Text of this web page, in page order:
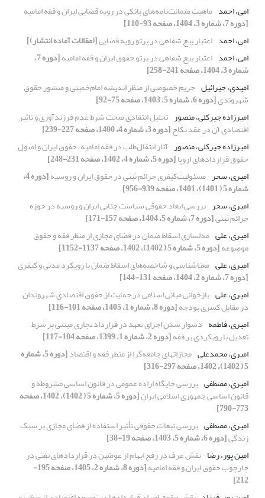
امی، احمد ماهیت ضمانت‌نامه‌های بانکی در رویه قضایی ایران و فقه امامیه
[دوره 7، شماره 3، 1404، صفحه 93-110]
امی، احمد اعتبار بیع شفاهی در پرتو رویه قضایی[(مقالات آماده انتشار)]
امی، احمد اعتبار بیع شفاهی در پرتو حقوق ایران و فقه امامیه [دوره 7،
شماره 3، 1404، صفحه 241-258]
امیدی، جبرائیل حریم خصوصی از منظر اندیشه امام‌خمینی و منشور حقوق
شهروندی[دوره 6، شماره 5، 1403، صفحه 75-92]
امیرزاده جیرکلی، منصور تحلیل انتقادی صحت شرط عدم فرزندآوری و تاثیر
اقتصادی آن در عقد نکاح[دوره 3، شماره 4، 1400، صفحه 227-239]
امیرزاده جیرکلی، منصور آثار انتقال‌طلب در فقه امامیه، حقوق ایران و اصول
حقوق قراردادهای اروپا[دوره 5، شماره 4، 1402، صفحه 231-248]
امیری، سحر مسئولیت‌کیفری جرائم ثبتی در حقوق ایران و روسیه [دوره 4،
شماره 5 ( 1401)، 1401، صفحه 939-956]
امیری، سحر بررسی ابعاد حقوقی سیاست جنایی ایران و روسیه در حوزه
جرائم ثبتی[دوره 7، شماره 5، 1404، صفحه 157-171]
امیری، علی مدلسازی اسقاط ضمان در فضای مجازی از منظر فقه و حقوق
موضوعه[دوره 5، شماره 5 ( 1402)، 1402، صفحه 1137-1152]
امیری، علی معناشناسی و شاخصه‌های اسقاط ضمان با رویکرد مدنی و کیفری
[دوره 7، شماره 2، 1404، صفحه 131-144]
امیری، علی بازخوانی مبانی اسلامی در حمایت از حقوق اقتصادی شهروندان
در مقابل کسری بودجه[دوره 8، شماره 1، 1405، صفحه 101-116]
امیری، فاطمه دشوار شدن اجرای تعهد در قرارداد تجاری مبتنی بر شرط
تعدیل با رویکردی بر فقه[دوره 2، شماره 1، 1399، صفحه 104-117]
امیری، محمدعلی مجازاتهای جامعه‌گرا از منظر فقه و اقتصاد [دوره 5، شماره
5 ( 1402)، 1402، صفحه 297-316]
امیری، مصطفی بررسی جایگاه اراده عمومی در قانون اساسی مشروطه و
قانون اساسی جمهوری اسلامی ایران [دوره 5، شماره 5 ( 1402)، 1402، صفحه
773-790]
امیری، مصطفی بررسی تبعات حقوقی تأثیر استفاده از فضای مجازی بر سبک
زندگی[دوره 6، شماره 5، 1403، صفحه 19-38]
امین پور، رضا نقش عرف در رفع ابهام از عوضین در قراردادهای نفتی در
چارچوب حقوق ایران و فقه امامیه [دوره 8، شماره 2، 1405، صفحه 195-
212]